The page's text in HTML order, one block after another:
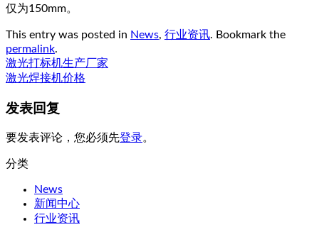
仅为150mm。
This entry was posted in News, 行业资讯. Bookmark the
permalink.
激光打标机生产厂家
激光焊接机价格
发表回复
要发表评论，您必须先登录。
分类
News
新闻中心
行业资讯